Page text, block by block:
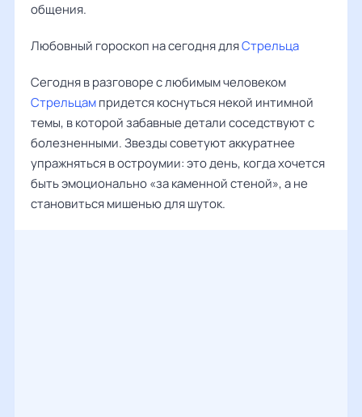
общения.
Любовный гороскоп на сегодня дляСтрельца
Сегодня в разговоре с любимым человеком
Стрельцампридется коснуться некой интимной
темы, в которой забавные детали соседствуют с
болезненными. Звезды советуют аккуратнее
упражняться в остроумии: это день, когда хочется
быть эмоционально «за каменной стеной», а не
становиться мишенью для шуток.